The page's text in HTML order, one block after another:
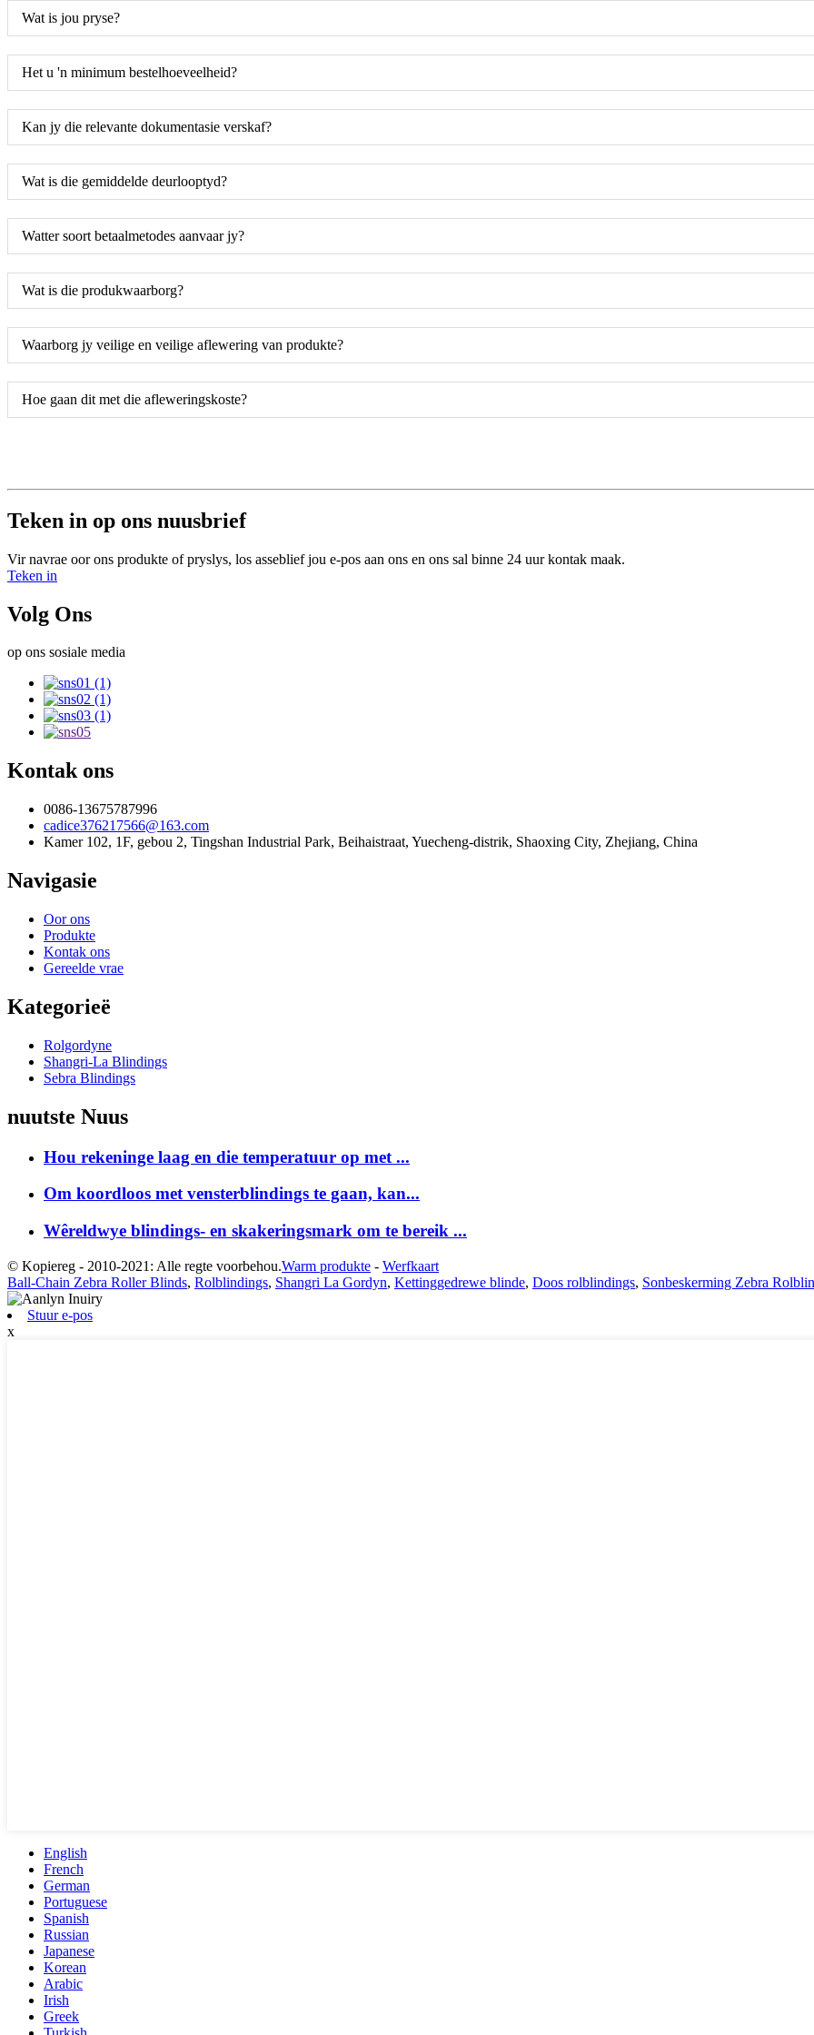
Wat is jou pryse?
Het u 'n minimum bestelhoeveelheid?
Kan jy die relevante dokumentasie verskaf?
Wat is die gemiddelde deurlooptyd?
Watter soort betaalmetodes aanvaar jy?
Wat is die produkwaarborg?
Waarborg jy veilige en veilige aflewering van produkte?
Hoe gaan dit met die afleweringskoste?
Teken in op ons nuusbrief
Vir navrae oor ons produkte of pryslys, los asseblief jou e-pos aan ons en ons sal binne 24 uur kontak maak.
Teken in
Volg Ons
op ons sosiale media
Kontak ons
0086-13675787996
cadice376217566@163.com
Kamer 102, 1F, gebou 2, Tingshan Industrial Park, Beihaistraat, Yuecheng-distrik, Shaoxing City, Zhejiang, China
Navigasie
Oor ons
Produkte
Kontak ons
Gereelde vrae
Kategorieë
Rolgordyne
Shangri-La Blindings
Sebra Blindings
nuutste Nuus
Hou rekeninge laag en die temperatuur op met ...
Om koordloos met vensterblindings te gaan, kan...
Wêreldwye blindings- en skakeringsmark om te bereik ...
© Kopiereg - 2010-2021: Alle regte voorbehou.Warm produkte - Werfkaart
Ball-Chain Zebra Roller Blinds, Rolblindings, Shangri La Gordyn, Kettinggedrewe blinde, Doos rolblindings, Sonbeskerming Zebra
Stuur e-pos
x
English
French
German
Portuguese
Spanish
Russian
Japanese
Korean
Arabic
Irish
Greek